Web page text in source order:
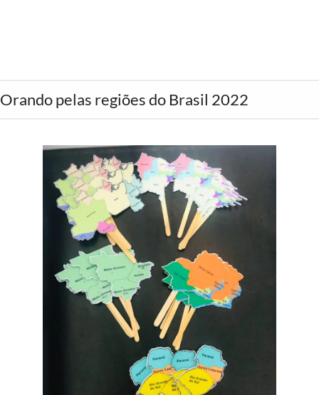
Orando pelas regiões do Brasil 2022